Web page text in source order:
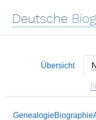
Deutsche
Übersicht
GenealogieBiographie